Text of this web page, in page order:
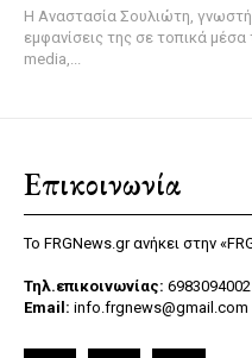
Η Αναστασία Σουλιώτη,
εμφανίσεις της σε τοπικά
media,...
Επικοινωνία
Το FRGNews.gr ανήκει στην
Τηλ.επικοινωνίας: 6983094002
Email: info.frgnews@gmail.com